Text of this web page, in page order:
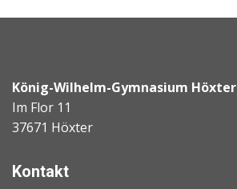
König-Wilhelm-Gymnasium Höxter
Im Flor 11
37671 Höxter
Kontakt